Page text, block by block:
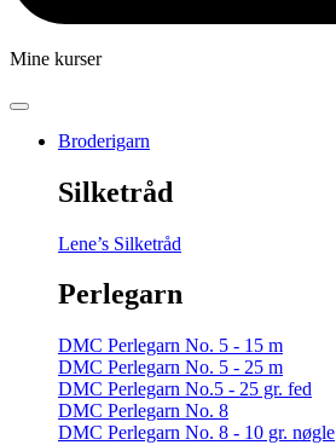
Mine kurser
Broderigarn
Silketråd
Lene’s Silketråd
Perlegarn
DMC Perlegarn No. 5 - 15 m
DMC Perlegarn No. 5 - 25 m
DMC Perlegarn No.5 - 25 gr. fed
DMC Perlegarn No. 8
DMC Perlegarn No. 8 - 10 gr. nøgle